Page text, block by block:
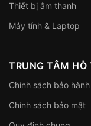
Thiết bị âm thanh
Máy tính & Laptop
TRUNG TÂM HỖ
Chính sách bảo hành
Chính sách bảo mật